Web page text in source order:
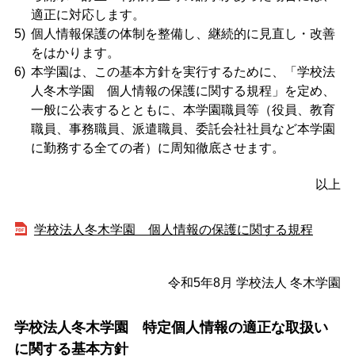
適正に対応します。
個人情報保護の体制を整備し、継続的に見直し・改善
をはかります。
本学園は、この基本方針を実行するために、「学校法
人冬木学園 個人情報の保護に関する規程」を定め、
一般に公表するとともに、本学園職員等（役員、教育
職員、事務職員、派遣職員、委託会社社員など本学園
に勤務する全ての者）に周知徹底させます。
以上
学校法人冬木学園 個人情報の保護に関する規程
令和5年8月 学校法人 冬木学園
学校法人冬木学園 特定個人情報の適正な取扱い
に関する基本方針